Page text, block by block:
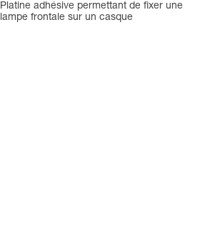
Platine adhésive permettant de fixer une
lampe frontale sur un casque